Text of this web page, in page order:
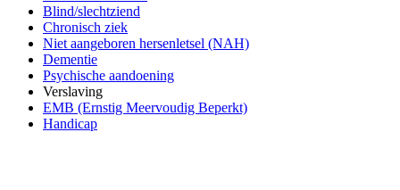
Blind/slechtziend
Chronisch ziek
Niet aangeboren hersenletsel (NAH)
Dementie
Psychische aandoening
Verslaving
EMB (Ernstig Meervoudig Beperkt)
Handicap